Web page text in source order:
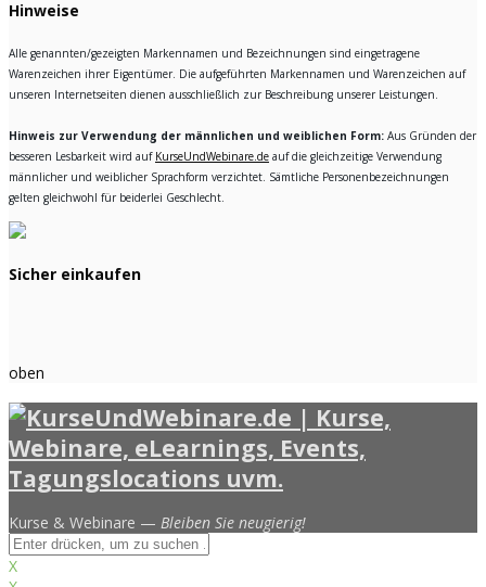
Hinweise
Alle genannten/gezeigten Markennamen und Bezeichnungen sind eingetragene
Warenzeichen ihrer Eigentümer. Die aufgeführten Markennamen und Warenzeichen auf
unseren Internetseiten dienen ausschließlich zur Beschreibung unserer Leistungen.
Hinweis zur Verwendung der männlichen und weiblichen Form: Aus Gründen der
besseren Lesbarkeit wird auf KurseUndWebinare.de auf die gleichzeitige Verwendung
männlicher und weiblicher Sprachform verzichtet. Sämtliche Personenbezeichnungen
gelten gleichwohl für beiderlei Geschlecht.
Sicher einkaufen
oben
Kurse & Webinare — Bleiben Sie neugierig!
X